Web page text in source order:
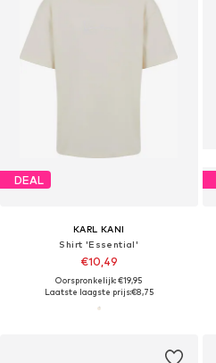
DEAL
KARL KANI
Shirt 'Essential'
€10,49
Oorspronkelijk: €19,95
Laatste laagste prijs:€8,75